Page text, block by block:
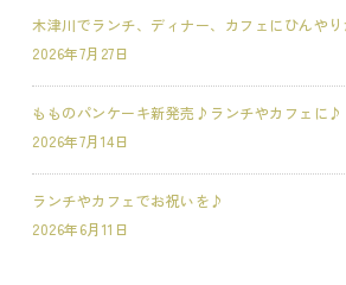
木津川でランチ、ディナー、カフェにひんやり
2026年7月27日
もものパンケーキ新発売♪ランチやカフェに♪
2026年7月14日
ランチやカフェでお祝いを♪
2026年6月11日